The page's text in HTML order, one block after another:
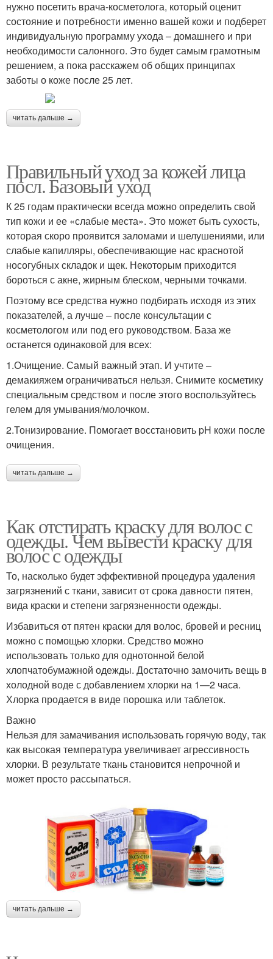
нужно посетить врача-косметолога, который оценит
состояние и потребности именно вашей кожи и подберет
индивидуальную программу ухода – домашнего и при
необходимости салонного. Это будет самым грамотным
решением, а пока расскажем об общих принципах
заботы о коже после 25 лет.
читать дальше →
Правильный уход за кожей лица
посл. Базовый уход
К 25 годам практически всегда можно определить свой
тип кожи и ее «слабые места». Это может быть сухость,
которая скоро проявится заломами и шелушениями, или
слабые капилляры, обеспечивающие нас краснотой
носогубных складок и щек. Некоторым приходится
бороться с акне, жирным блеском, черными точками.
Поэтому все средства нужно подбирать исходя из этих
показателей, а лучше – после консультации с
косметологом или под его руководством. База же
останется одинаковой для всех:
1.Очищение. Самый важный этап. И учтите –
демакияжем ограничиваться нельзя. Снимите косметику
специальным средством и после этого воспользуйтесь
гелем для умывания/молочком.
2.Тонизирование. Помогает восстановить pH кожи после
очищения.
читать дальше →
Как отстирать краску для волос с
одежды. Чем вывести краску для
волос с одежды
То, насколько будет эффективной процедура удаления
загрязнений с ткани, зависит от срока давности пятен,
вида краски и степени загрязненности одежды.
Избавиться от пятен краски для волос, бровей и ресниц
можно с помощью хлорки. Средство можно
использовать только для однотонной белой
хлопчатобумажной одежды. Достаточно замочить вещь в
холодной воде с добавлением хлорки на 1—2 часа.
Хлорка продается в виде порошка или таблеток.
Важно
Нельзя для замачивания использовать горячую воду, так
как высокая температура увеличивает агрессивность
хлорки. В результате ткань становится непрочной и
может просто рассыпаться.
читать дальше →